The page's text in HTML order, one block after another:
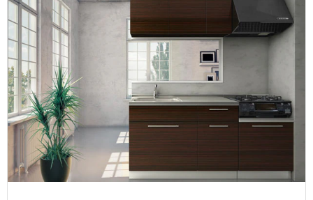
照明 ペット用品
内装用建材 パネル・壁材
ロートアイアン 天然石・石材
メンテナンス・施工材 新商品
横浜スマート
ショールー
ム
ウェルビーみのおHDC
BOX
修理お問い合わせ
説明書・図面検索 水まわり3年保証
お役立ち情報 住まいのスタイリング
アイデア
ミラタップチャンネル
自分らしい家づくり
SUVACO
最高のリノベ会社が
みつ
かるリノベりす